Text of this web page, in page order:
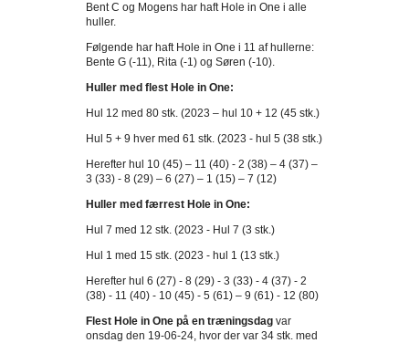
Bent C og Mogens har haft Hole in One i alle
huller.
Følgende har haft Hole in One i 11 af hullerne:
Bente G (-11), Rita (-1) og Søren (-10).
Huller med flest Hole in One:
Hul 12 med 80 stk. (2023 – hul 10 + 12 (45 stk.)
Hul 5 + 9 hver med 61 stk. (2023 - hul 5 (38 stk.)
Herefter hul 10 (45) – 11 (40) - 2 (38) – 4 (37) –
3 (33) - 8 (29) – 6 (27) – 1 (15) – 7 (12)
Huller med færrest Hole in One:
Hul 7 med 12 stk. (2023 - Hul 7 (3 stk.)
Hul 1 med 15 stk. (2023 - hul 1 (13 stk.)
Herefter hul 6 (27) - 8 (29) - 3 (33) - 4 (37) - 2
(38) - 11 (40) - 10 (45) - 5 (61) – 9 (61) - 12 (80)
Flest Hole in One på en træningsdag var
onsdag den 19-06-24, hvor der var 34 stk. med